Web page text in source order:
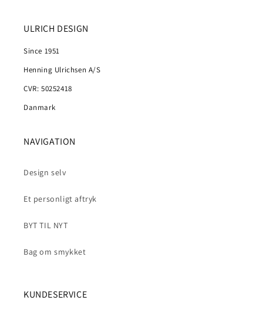
ULRICH DESIGN
Since 1951
Henning Ulrichsen A/S
CVR: 50252418
Danmark
NAVIGATION
Design selv
Et personligt aftryk
BYT TIL NYT
Bag om smykket
KUNDESERVICE